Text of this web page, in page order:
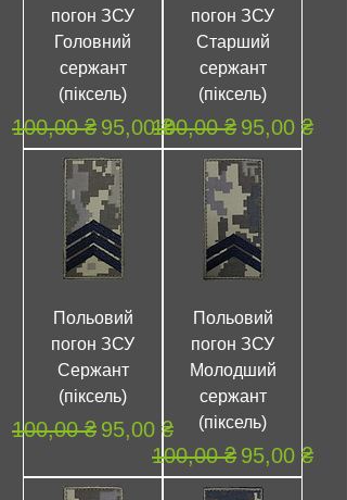
погон ЗСУ
Головний
сержант
(піксель)
Обычная цена
100,00 ₴ Цена со скидкой
95,00 ₴
погон ЗСУ
Старший
сержант
(піксель)
Обычная цена
100,00 ₴ Цена со
95,00 ₴
Польовий
погон ЗСУ
Сержант
(піксель)
Обычная цена
100,00 ₴ Цена со скидкой
95,00 ₴
Польовий
погон ЗСУ
Молодший
сержант
(піксель)
Обычная цена
100,00 ₴ Цена со
95,00 ₴